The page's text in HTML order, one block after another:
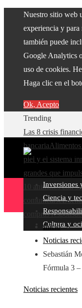
Nuestro sitio web
experiencia y
también puede
Google Analytics
uso de cookies.
Haga clic en el
Ok, Acepto
Trending
Las 8 crisis
bancaria
piel y el sistema
grandes que
10 animales con
comunicarse
compras
Inversiones
Ciencia y
Cultura y
Inicio
Noticias
Sebastián
Fórmula 3
Noticias recientes